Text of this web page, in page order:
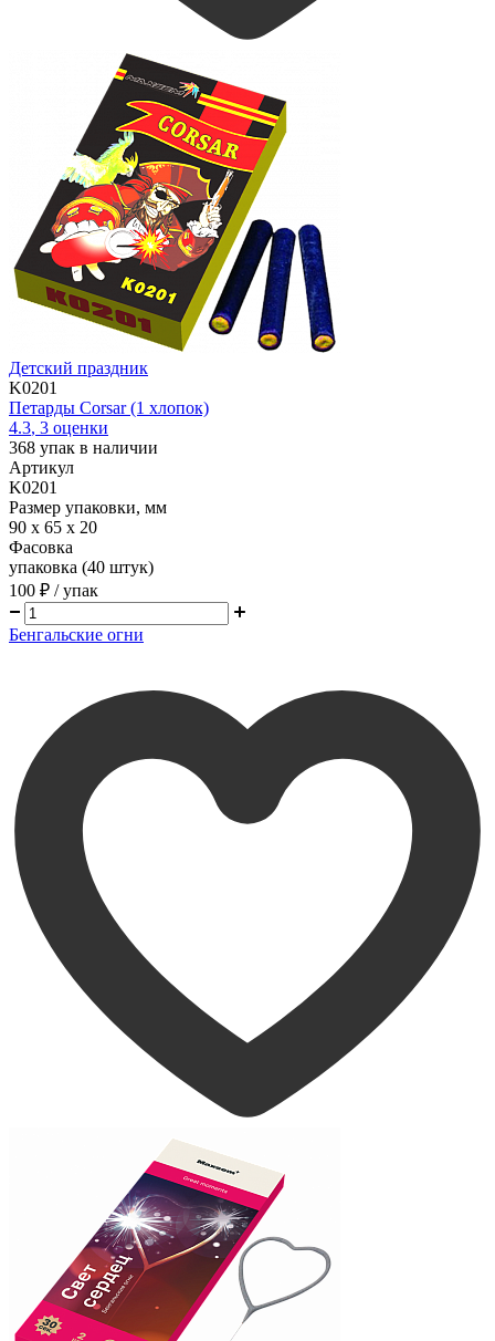
Детский праздник
K0201
Петарды Corsar (1 хлопок)
4.3, 3 оценки
368 упак в наличии
Артикул
K0201
Размер упаковки, мм
90 х 65 х 20
Фасовка
упаковка (40 штук)
100 ₽ / упак
Бенгальские огни